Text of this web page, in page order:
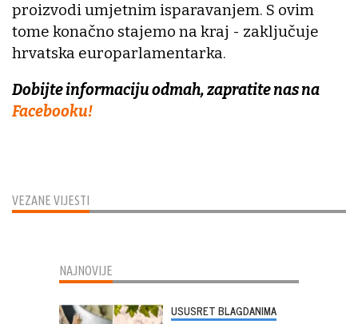
VEZANE VIJESTI
proizvodi umjetnim isparavanjem. S ovim
tome konačno stajemo na kraj - zaključuje
hrvatska europarlamentarka.
Dobijte informaciju odmah, zapratite nas na
Facebooku!
NAJNOVIJE
USUSRET BLAGDANIMA